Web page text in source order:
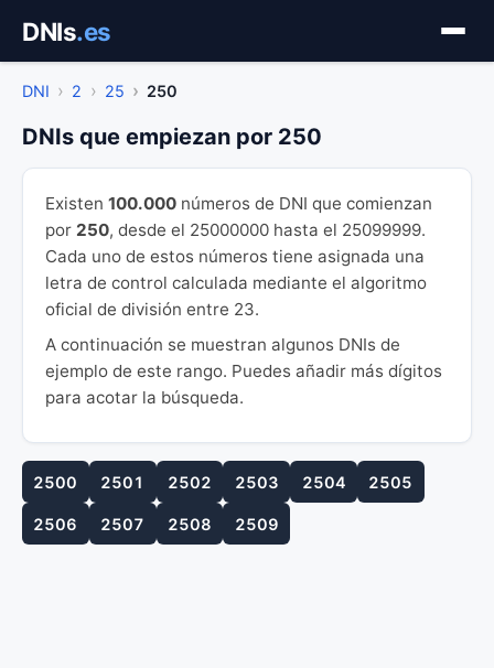
contenido
DNIs.es
DNI 2 25 250
DNIs que empiezan por 250
Existen 100.000 números de DNI que comienzan
por 250, desde el 25000000 hasta el 25099999.
Cada uno de estos números tiene asignada una
letra de control calculada mediante el algoritmo
oficial de división entre 23.
A continuación se muestran algunos DNIs de
ejemplo de este rango. Puedes añadir más dígitos
para acotar la búsqueda.
2500 2501 2502 2503 2504 2505
2506 2507 2508 2509